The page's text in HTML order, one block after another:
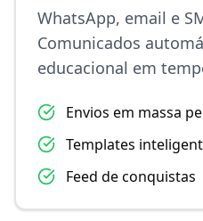
WhatsApp, email e
Comunicados
educacional em
Envios em massa
Templates
Feed de conquistas